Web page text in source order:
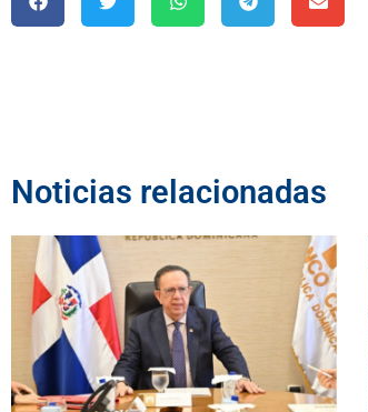
Noticias relacionadas